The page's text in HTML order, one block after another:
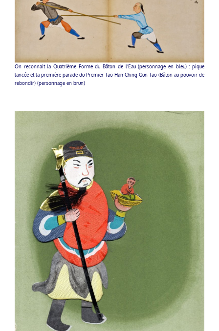
On reconnait la Quatrième Forme du Bâton de l’Eau (personnage en bleu) : pique
lancée et la première parade du Premier Tao Han Ching Gun Tao (Bâton au pouvoir de
rebondir) (personnage en brun)